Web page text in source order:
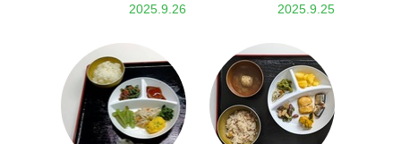
2025.9.26
2025.9.25